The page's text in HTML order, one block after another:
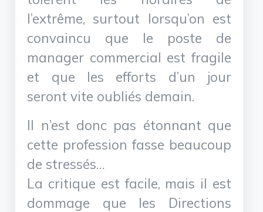
l’extrême, surtout lorsqu’on est
convaincu que le poste de
manager commercial est fragile
et que les efforts d’un jour
seront vite oubliés demain.
Il n’est donc pas étonnant que
cette profession fasse beaucoup
de stressés…
La critique est facile, mais il est
dommage que les Directions